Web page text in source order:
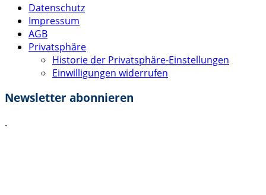
Datenschutz
Impressum
AGB
Privatsphäre
Historie der Privatsphäre-Einstellungen
Einwilligungen widerrufen
Newsletter abonnieren
.